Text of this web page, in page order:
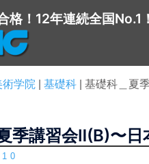
格！12年連続全国No.1！
学院 基礎科 基礎科＿夏
季講習会Ⅱ(B)〜